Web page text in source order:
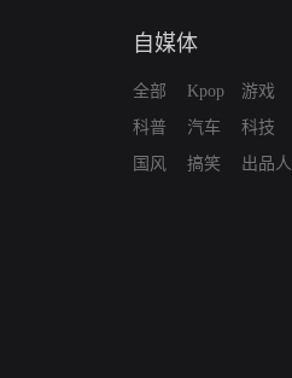
自媒体
全部
科普
国风
Kpop
汽车
搞笑
游戏
科技
出品人